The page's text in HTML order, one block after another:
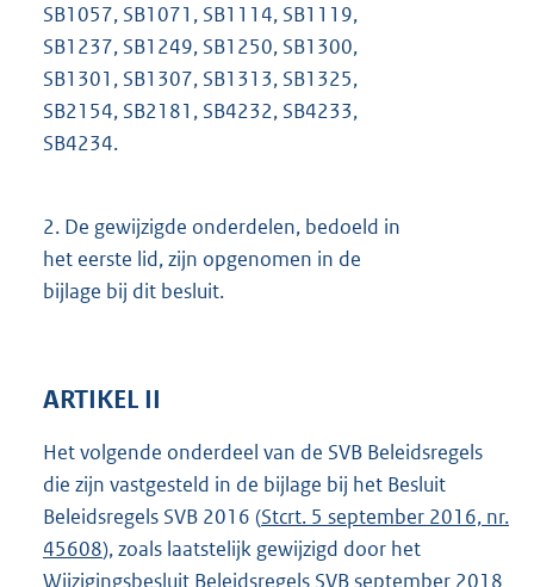
SB1057, SB1071, SB1114, SB1119,
SB1237, SB1249, SB1250, SB1300,
SB1301, SB1307, SB1313, SB1325,
SB2154, SB2181, SB4232, SB4233,
SB4234.
2. De gewijzigde onderdelen, bedoeld in
het eerste lid, zijn opgenomen in de
bijlage bij dit besluit.
ARTIKEL II
Het volgende onderdeel van de SVB Beleidsregels
die zijn vastgesteld in de bijlage bij het Besluit
Beleidsregels SVB 2016 (Stcrt. 5 september 2016, nr.
45608), zoals laatstelijk gewijzigd door het
Wijzigingsbesluit Beleidsregels SVB september 2018